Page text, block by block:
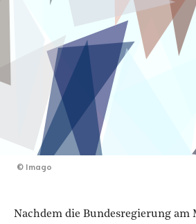
© Imago
Nachdem die Bundesregierung am